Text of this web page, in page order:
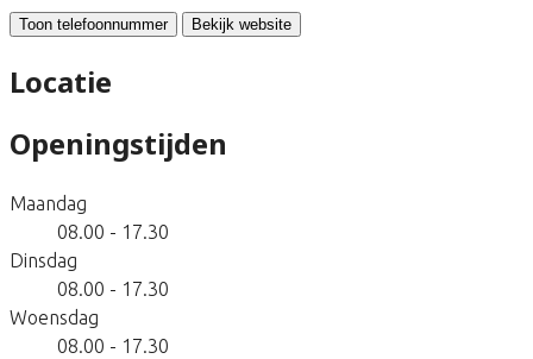
Toon telefoonnummer Bekijk website
Locatie
Openingstijden
Maandag
08.00 - 17.30
Dinsdag
08.00 - 17.30
Woensdag
08.00 - 17.30